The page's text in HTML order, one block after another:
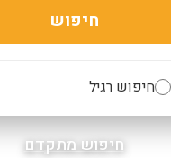
חיפוש
חיפוש רגיל
חיפוש מתקדם